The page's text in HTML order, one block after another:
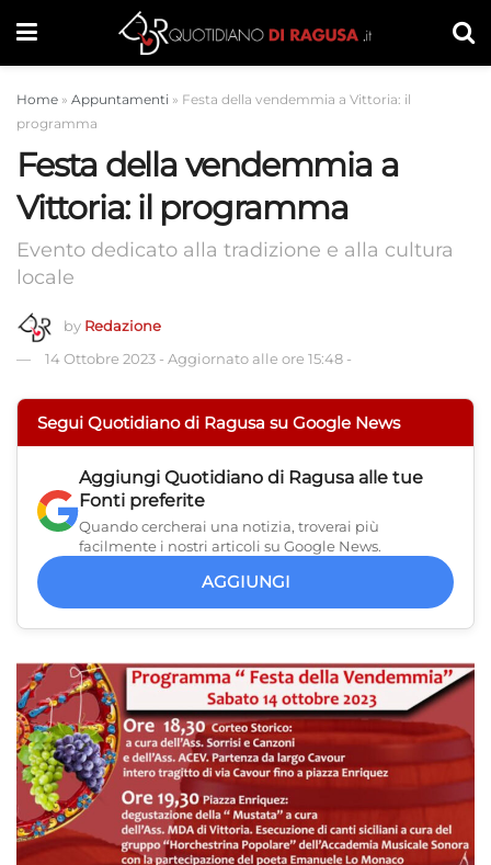
Home » Appuntamenti » Festa della vendemmia a Vittoria: il
programma
Festa della vendemmia a
Vittoria: il programma
Evento dedicato alla tradizione e alla cultura
locale
by Redazione
14 Ottobre 2023 - Aggiornato alle ore 15:48 -
Segui Quotidiano di Ragusa su Google News
Aggiungi Quotidiano di Ragusa alle tue
Fonti preferite
Quando cercherai una notizia, troverai più
facilmente i nostri articoli su Google News.
AGGIUNGI